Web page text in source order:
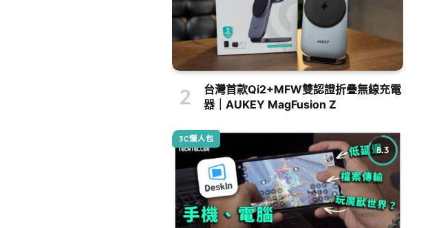
台灣首款Qi2+MFW雙認證折疊無線充電
器｜AUKEY MagFusion Z
8.3
3C懶人包